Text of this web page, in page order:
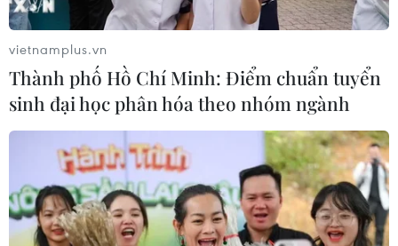
vietnamplus.vn
Thành phố Hồ Chí Minh: Điểm chuẩn tuyển
sinh đại học phân hóa theo nhóm ngành